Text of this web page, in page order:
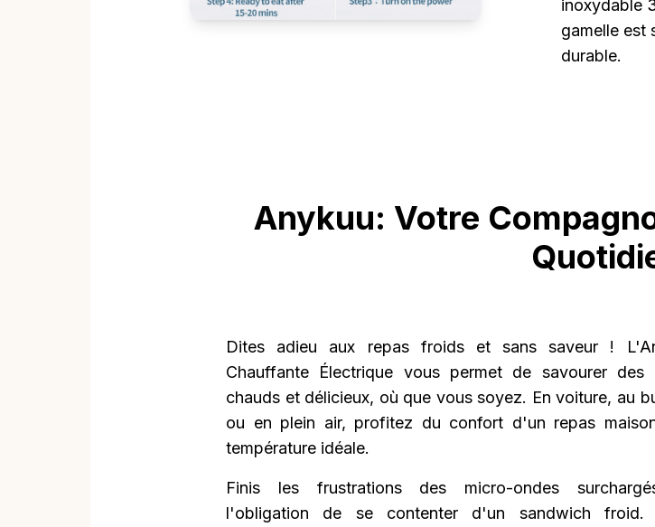
inoxydable
gamelle est
durable.
Anykuu: Votre
Dites adieu aux repas froids et sans saveur !
Chauffante Électrique vous permet de savourer des
chauds et délicieux, où que vous soyez. En voiture, au
ou en plein air, profitez du confort d'un repas
température idéale.
Finis les frustrations des micro-ondes
l'obligation de se contenter d'un sandwich froid.